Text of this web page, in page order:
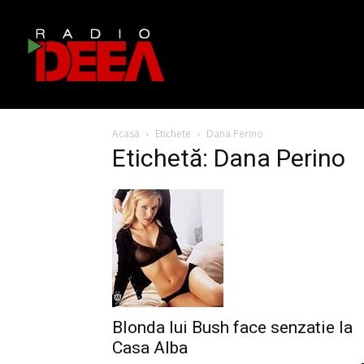
Acasă Etichete Dana Perino
Etichetă: Dana Perino
Blonda lui Bush face senzatie la
Casa Alba